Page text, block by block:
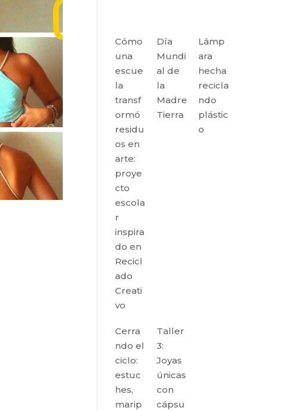
Cómo
una
escue
la
transf
ormó
residu
os en
arte:
proye
cto
escola
r
inspira
do en
Recicl
ado
Creati
vo
Día
Mundi
al de
la
Madre
Tierra
Lámp
ara
hecha
recicla
ndo
plástic
o
Cerra
ndo el
ciclo:
estuc
hes,
marip
Taller
3:
Joyas
únicas
con
cápsu